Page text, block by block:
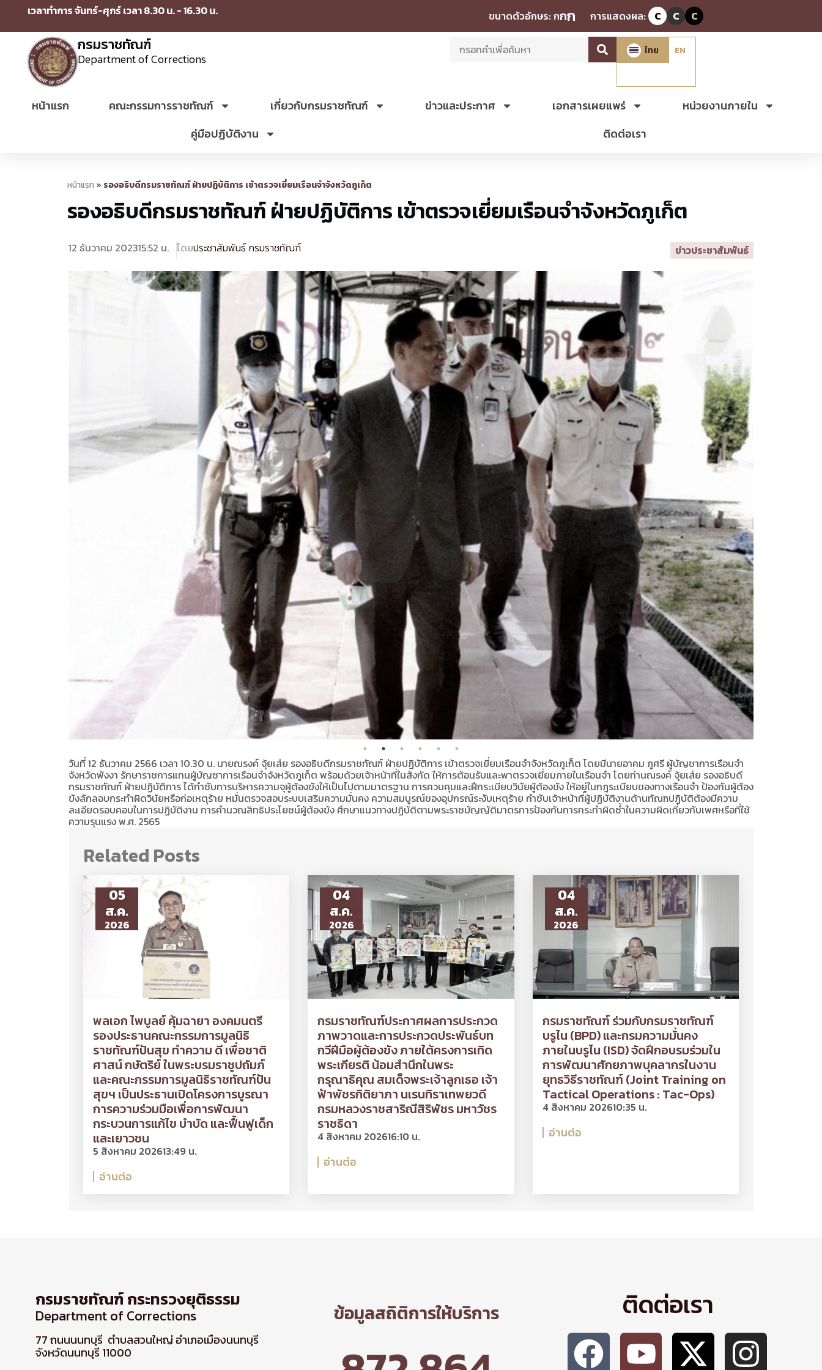
เวลาทำการ จันทร์-ศุกร์ เวลา 8.30 น. - 16.30 น. ขนาดตัวอักษร:กกก การแสดงผล: C C C
กรมราชทัณฑ์
Department of Corrections
ไทย EN
หน้าแรก คณะกรรมการราชทัณฑ์ เกี่ยวกับกรมราชทัณฑ์ ข่าวและประกาศ เอกสารเผยแพร่
หน่วยงานภายใน
คู่มือปฏิบัติงาน
ติดต่อเรา
หน้าแรก » รองอธิบดีกรมราชทัณฑ์ ฝ่ายปฏิบัติการ เข้าตรวจเยี่ยมเรือนจำจังหวัดภูเก็ต
รองอธิบดีกรมราชทัณฑ์ ฝ่ายปฏิบัติการ เข้าตรวจเยี่ยมเรือนจำจังหวัดภูเก็ต
12 ธันวาคม 202315:52 น. โดยประชาสัมพันธ์ กรมราชทัณฑ์ ข่าวประชาสัมพันธ์
วันที่ 12 ธันวาคม 2566 เวลา 10.30 น. นายณรงค์ จุ้ยเส่ย รองอธิบดีกรมราชทัณฑ์ ฝ่ายปฏิบัติการ เข้าตรวจเยี่ยมเรือนจำจังหวัดภูเก็ต โดยมีนายอาคม ภูศรี ผู้บัญชาการเรือนจำ
จังหวัดพังงา รักษาราชการแทนผู้บัญชาการเรือนจำจังหวัดภูเก็ต พร้อมด้วยเจ้าหน้าที่ในสังกัด ให้การต้อนรับและพาตรวจเยี่ยมภายในเรือนจำ โดยท่านณรงค์ จุ้ยเส่ย รองอธิบดี
กรมราชทัณฑ์ ฝ่ายปฏิบัติการ ได้กำชับการบริหารความจุผู้ต้องขังให้เป็นไปตามมาตรฐาน การควบคุมและฝึกระเบียบวินัยผู้ต้องขัง ให้อยู่ในกฎระเบียบของทางเรือนจำ ป้องกันผู้ต้อง
ขังลักลอบกระทำผิดวินัยหรือก่อเหตุร้าย หมั่นตรวจสอบระบบเสริมความมั่นคง ความสมบูรณ์ของอุปกรณ์ระงับเหตุร้าย กำชับเจ้าหน้าที่ผู้ปฏิบัติงานด้านทัณฑปฏิบัติต้องมีความ
ละเอียดรอบคอบในการปฏิบัติงาน การคำนวณสิทธิประโยชน์ผู้ต้องขัง ศึกษาแนวทางปฏิบัติตามพระราชบัญญัติมาตรการป้องกันการกระทำผิดซ้ำในความผิดเกี่ยวกับเพศหรือที่ใช้
ความรุนแรง พ.ศ. 2565
Related Posts
05
ส.ค.
2026
พลเอก ไพบูลย์ คุ้มฉายา องคมนตรี
รองประธานคณะกรรมการมูลนิธิ
ราชทัณฑ์ปันสุข ทำความ ดี เพื่อชาติ
ศาสน์ กษัตริย์ ในพระบรมราชูปถัมภ์
และคณะกรรมการมูลนิธิราชทัณฑ์ปัน
สุขฯ เป็นประธานเปิดโครงการบูรณา
การความร่วมมือเพื่อการพัฒนา
กระบวนการแก้ไข บำบัด และฟื้นฟูเด็ก
และเยาวชน
5 สิงหาคม 202613:49 น.
อ่านต่อ
04
ส.ค.
2026
กรมราชทัณฑ์ประกาศผลการประกวด
ภาพวาดและการประกวดประพันธ์บท
กวีฝีมือผู้ต้องขัง ภายใต้ครงการเทิด
พระเกียรติ น้อมสำนึกในพระ
กรุณาธิคุณ สมเด็จพระเจ้าลูกเธอ เจ้า
ฟ้าพัชรกิติยาภา นเรนทิราเทพยวดี
กรมหลวงราชสาริณีสิริพัชร มหาวัชร
ราชธิดา
4 สิงหาคม 202616:10 น.
อ่านต่อ
04
ส.ค.
2026
กรมราชทัณฑ์ ร่วมกับกรมราชทัณฑ์
บรูไน (BPD) และกรมความมั่นคง
ภายในบรูไน (ISD) จัดฝึกอบรมร่วมใน
การพัฒนาศักยภาพบุคลากรในงาน
ยุทธวิธีราชทัณฑ์ (Joint Training on
Tactical Operations : Tac-Ops)
4 สิงหาคม 202610:35 น.
อ่านต่อ
กรมราชทัณฑ์ กระทรวงยุติธรรม
Department of Corrections
77 ถนนนนทบุรี ตำบลสวนใหญ่ อำเภอเมืองนนทบุรี
จังหวัดนนทบุรี 11000
ข้อมูลสถิติการให้บริการ ติดต่อเรา